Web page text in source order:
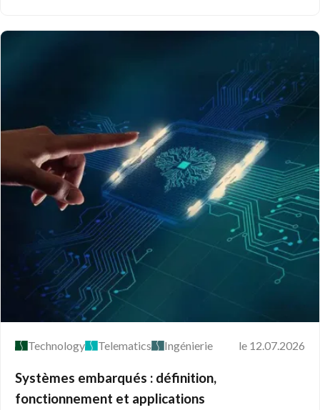
Technology Telematics Ingénierie le 12.07.2026
Systèmes embarqués : définition,
fonctionnement et applications